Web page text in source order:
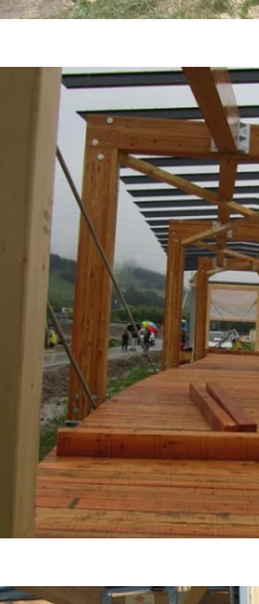
zoom +